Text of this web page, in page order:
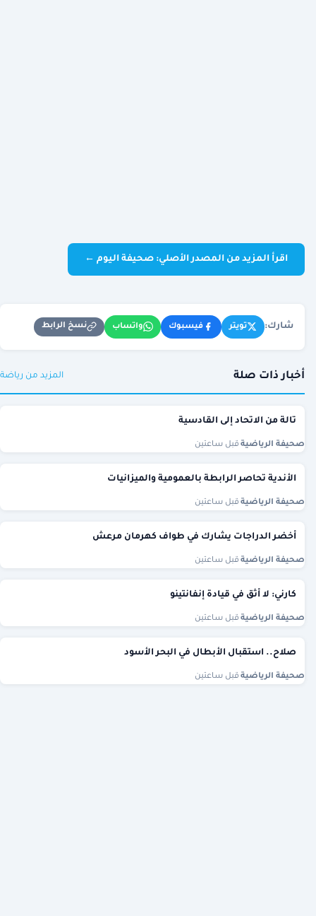
اقرأ المزيد من المصدر الأصلي: صحيفة اليوم ←
شارك: تويتر فيسبوك واتساب نسخ الرابط
أخبار ذات صلة المزيد من رياضة
تالة من الاتحاد إلى القادسية
صحيفة الرياضية قبل ساعتين
الأندية تحاصر الرابطة بالعمومية والميزانيات
صحيفة الرياضية قبل ساعتين
أخضر الدراجات يشارك في طواف كهرمان مرعش
صحيفة الرياضية قبل ساعتين
كارني: لا أثق في قيادة إنفانتينو
صحيفة الرياضية قبل ساعتين
صلاح.. استقبال الأبطال في البحر الأسود
صحيفة الرياضية قبل ساعتين